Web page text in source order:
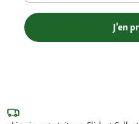
J'en